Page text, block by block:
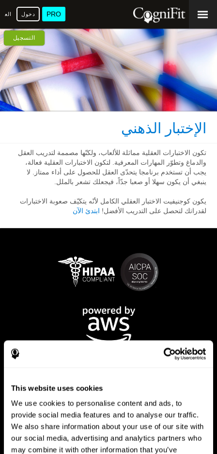
This website uses cookies
We use cookies to personalise content and ads, to
provide social media features and to analyse our traffic.
We also share information about your use of our site with
our social media, advertising and analytics partners who
may combine it with other information that you’ve
PRO دخول
التسجيل
الإختبار الذهني
تكون الاختبارات العقلية مماثلة للألعاب، ولكنّها مصممة لتدريب العقل
والدماغ وتطوّر المهارات المعرفية. لتكون الاختبارات العقلية فعالة،
يجب أن تستخدم برنامجا يتحدّى العقل للحصول على أداء ممتاز. لا
ينبغي أن يكون سهلا أو صعبا جدّاً، فيجعلك تشعر بالملل.
يكون كوجنيفيت الاختبار العقلي الكامل لأنّه يتكيّف صعوبة الاختبارات
لقدراتك لتحصل على التدريب الأفضل! ابتدئ الآن
تطبيق CogniFit